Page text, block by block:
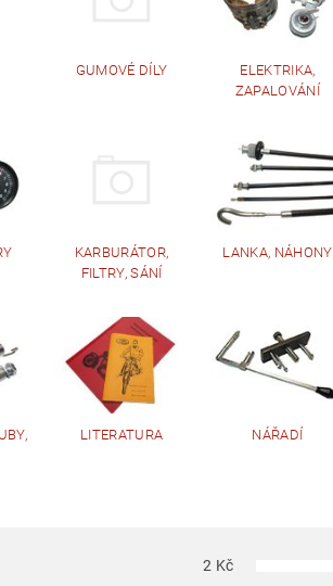
GUMOVÉ DÍLY
ELEKTRIKA,
ZAPALOVÁNÍ
KARBURÁTOR,
FILTRY, SÁNÍ
LANKA, NÁHONY
LITERATURA NÁŘADÍ
2 Kč